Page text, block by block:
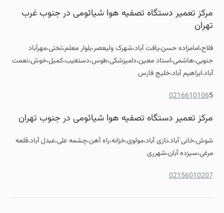
مرکز تعمیر دستگاه تصفیه هوا شیائومی در جنوب غرب
تهران
فلاح،امامزاده حسن،یافت آباد،شهرک ولیعصر،بلوار معلم،تختی،مهرآباد
جنوبی،هاشمی،استاد معین،دامپزشکی،طوس،دستغیب،کمیل،خوش،نعمت
آباد،ابراهیم آباد،خلیج فارس
02166101065
مرکز تعمیر دستگاه تصفیه هوا شیائومی در جنوب تهران
شوش،خانی آباد،نازی آباد،مولوی،خزانه،راه آهن،چشمه علی،عبدل آباد،قلعه
مرغی،سیزده آبان،شهرری
02156010207